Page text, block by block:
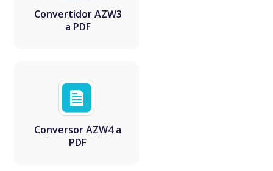
Convertidor AZW3
a PDF
Conversor AZW4 a
PDF